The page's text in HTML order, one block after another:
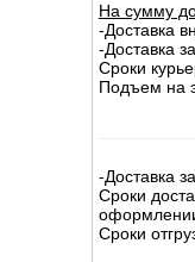
На сумму
-Доставка
-Доставка
Сроки
Подъем на
-Доставка
Сроки
оформлении
Сроки